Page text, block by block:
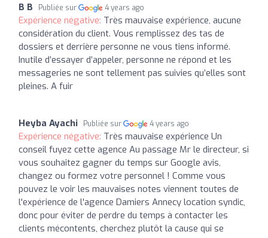
B B Publiée sur 4 years ago
Expérience négative: Très mauvaise expérience, aucune
considération du client. Vous remplissez des tas de
dossiers et derrière personne ne vous tiens informé.
Inutile d’essayer d’appeler, personne ne répond et les
messageries ne sont tellement pas suivies qu’elles sont
pleines. A fuir
Heyba Ayachi Publiée sur 4 years ago
Expérience négative: Très mauvaise expérience Un
conseil fuyez cette agence Au passage Mr le directeur, si
vous souhaitez gagner du temps sur Google avis,
changez ou formez votre personnel ! Comme vous
pouvez le voir les mauvaises notes viennent toutes de
l'expérience de l'agence Damiers Annecy location syndic,
donc pour éviter de perdre du temps à contacter les
clients mécontents, cherchez plutôt la cause qui se